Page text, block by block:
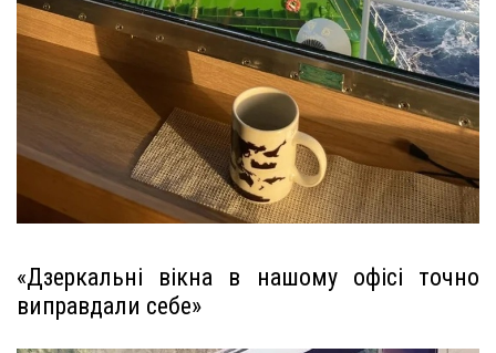
«Дзеркальні вікна в нашому офісі точно
виправдали себе»